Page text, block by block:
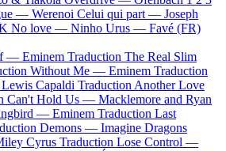
— Werenoi Celui qui part — Joseph
No love — Ninho Urus — Favé (FR)
— Eminem Traduction The Real Slim
Without Me — Eminem Traduction
Lewis Capaldi Traduction Another Love
Can't Hold Us — Macklemore and Ryan
— Eminem Traduction Last
Demons — Imagine Dragons
Cyrus Traduction Lose Control —